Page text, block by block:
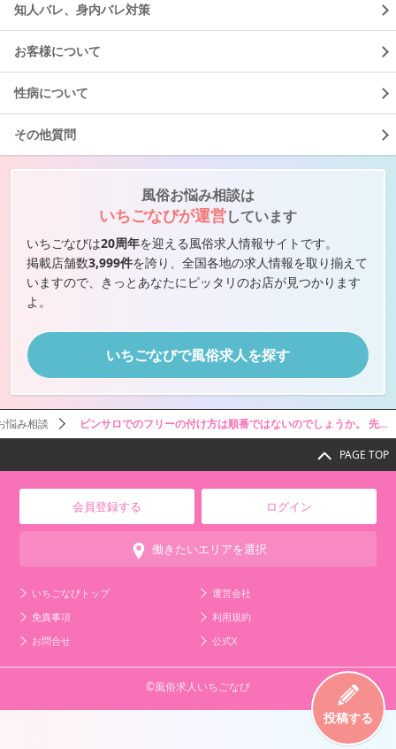
知人バレ、身内バレ対策
お客様について
性病について
その他質問
風俗お悩み相談は
いちごなびが運営しています
いちごなびは20周年を迎える風俗求人情報サイトです。
掲載店舗数3,999件を誇り、全国各地の求人情報を取り揃えて
いますので、きっとあなたにピッタリのお店が見つかります
よ。
いちごなびで風俗求人を探す
投稿する
悩み相談 ピンサロでのフリーの付け方は順番ではないのでしょうか。 先...
PAGE TOP
会員登録する ログイン
働きたいエリアを選択
いちごなびトップ
運営会社
免責事項
利用規約
お問合せ
公式X
©風俗求人いちごなび